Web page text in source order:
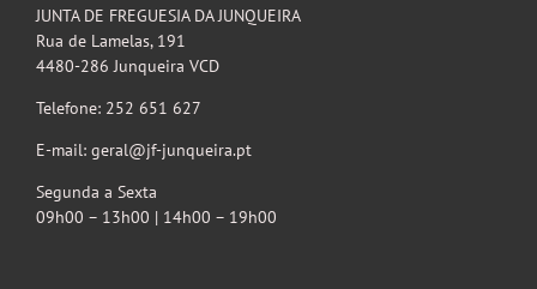
JUNTA DE FREGUESIA DA JUNQUEIRA
Rua de Lamelas, 191
4480-286 Junqueira VCD
Telefone: 252 651 627
E-mail: geral@jf-junqueira.pt
Segunda a Sexta
09h00 – 13h00 | 14h00 – 19h00